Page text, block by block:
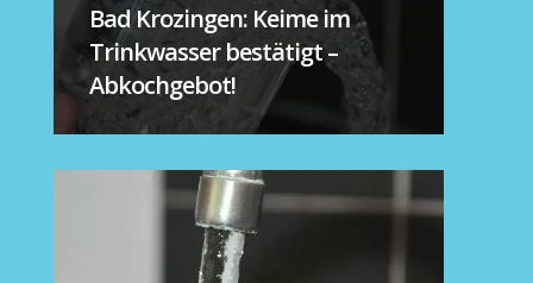
Bad Krozingen: Keime im
Trinkwasser bestätigt –
Abkochgebot!